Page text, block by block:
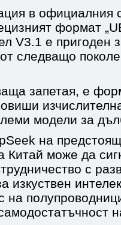
в официалния
формат
V3.1 е пригоден
следващо
запетая, е
модели за
на
Китай може да
с
изкуствен
на